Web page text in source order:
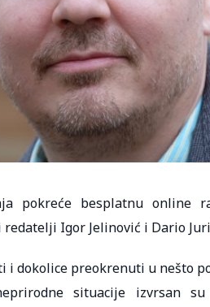
pokreće besplatnu online
Igor Jelinović i Dario
i dokolice preokrenuti u nešto
situacije izvrsan